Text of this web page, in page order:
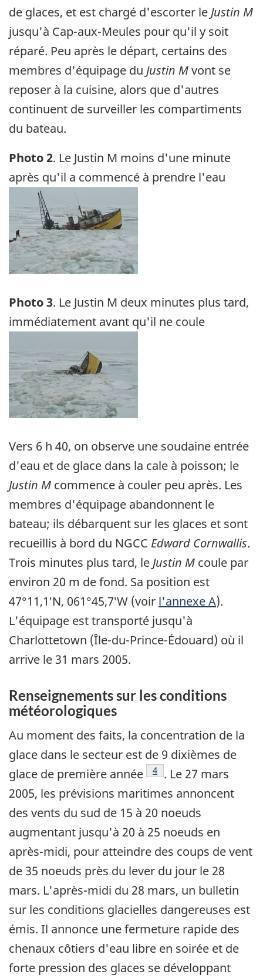
de glaces, et est chargé d'escorter le Justin M
jusqu'à Cap-aux-Meules pour qu'il y soit
réparé. Peu après le départ, certains des
membres d'équipage du Justin Mvont se
reposer à la cuisine, alors que d'autres
continuent de surveiller les compartiments
du bateau.
Photo 2. Le Justin M moins d'une minute
après qu'il a commencé à prendre l'eau
Image
Photo 3. Le Justin M deux minutes plus tard,
immédiatement avant qu'il ne coule
Vers 6 h 40, on observe une soudaine entrée
d'eau et de glace dans la cale à poisson; le
Justin M commence à couler peu après. Les
membres d'équipage abandonnent le
bateau; ils débarquent sur les glaces et sont
recueillis à bord du NGCC Edward Cornwallis.
Trois minutes plus tard, le Justin M coule par
environ 20 m de fond. Sa position est
47°11,1′N, 061°45,7′W (voir l'annexe A).
L'équipage est transporté jusqu'à
Charlottetown (Île-du-Prince-Édouard) où il
arrive le 31 mars 2005.
Renseignements sur les conditions
météorologiques
Au moment des faits, la concentration de la
glace dans le secteur est de 9 dixièmes de
glace de première année
Note de bas de page
4 . Le 27 mars
2005, les prévisions maritimes annoncent
des vents du sud de 15 à 20 noeuds
augmentant jusqu'à 20 à 25 noeuds en
après-midi, pour atteindre des coups de vent
de 35 noeuds près du lever du jour le 28
mars. L'après-midi du 28 mars, un bulletin
sur les conditions glacielles dangereuses est
émis. Il annonce une fermeture rapide des
chenaux côtiers d'eau libre en soirée et de
forte pression des glaces se développant